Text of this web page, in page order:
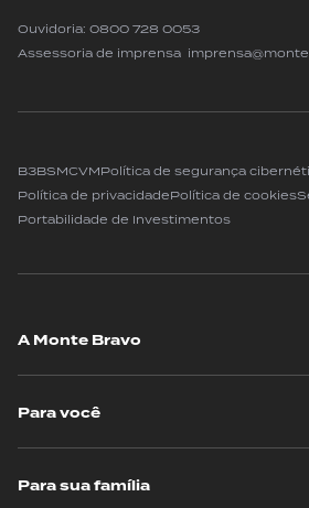
Ouvidoria: 0800 728 0053
Assessoria de imprensa
B3BSMCVMPolítica de segurança
Política de privacidadePolítica de cookies
Portabilidade de Investimentos
A Monte Bravo
Para você
Para sua família